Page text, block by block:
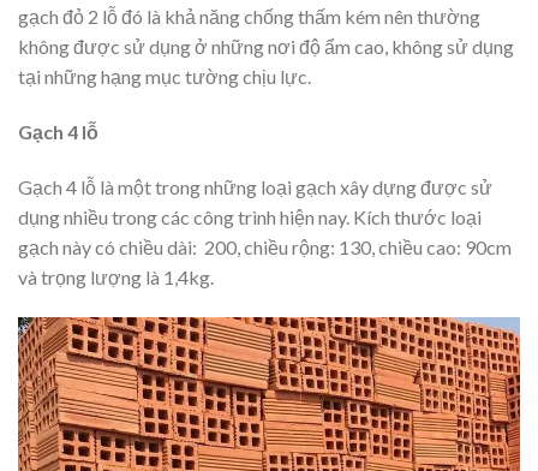
gạch đỏ 2 lỗ đó là khả năng chống thấm kém nên thường
không được sử dụng ở những nơi độ ẩm cao, không sử dụng
tại những hạng mục tường chịu lực.
Gạch 4 lỗ
Gạch 4 lỗ là một trong những loại gạch xây dựng được sử
dụng nhiều trong các công trình hiện nay. Kích thước loại
gạch này có chiều dài: 200, chiều rộng: 130, chiều cao: 90cm
và trọng lượng là 1,4kg.